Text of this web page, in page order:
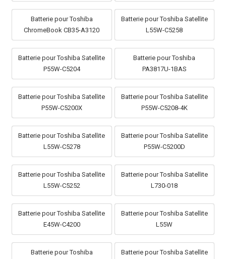
Batterie pour Toshiba
ChromeBook CB35-A3120
Batterie pour Toshiba Satellite
L55W-C5258
Batterie pour Toshiba Satellite
P55W-C5204
Batterie pour Toshiba
PA3817U-1BAS
Batterie pour Toshiba Satellite
P55W-C5200X
Batterie pour Toshiba Satellite
P55W-C5208-4K
Batterie pour Toshiba Satellite
L55W-C5278
Batterie pour Toshiba Satellite
P55W-C5200D
Batterie pour Toshiba Satellite
L55W-C5252
Batterie pour Toshiba Satellite
L730-018
Batterie pour Toshiba Satellite
E45W-C4200
Batterie pour Toshiba Satellite
L55W
Batterie pour Toshiba
Batterie pour Toshiba Satellite